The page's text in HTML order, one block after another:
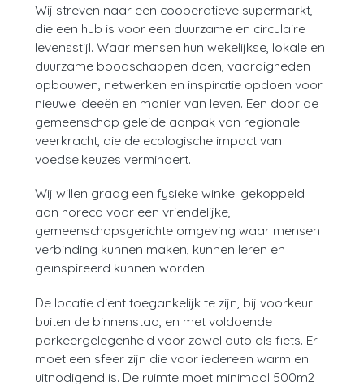
Wij streven naar een coöperatieve supermarkt,
die een hub is voor een duurzame en circulaire
levensstijl. Waar mensen hun wekelijkse, lokale en
duurzame boodschappen doen, vaardigheden
opbouwen, netwerken en inspiratie opdoen voor
nieuwe ideeën en manier van leven. Een door de
gemeenschap geleide aanpak van regionale
veerkracht, die de ecologische impact van
voedselkeuzes vermindert.
Wij willen graag een fysieke winkel gekoppeld
aan horeca voor een vriendelijke,
gemeenschapsgerichte omgeving waar mensen
verbinding kunnen maken, kunnen leren en
geïnspireerd kunnen worden.
De locatie dient toegankelijk te zijn, bij voorkeur
buiten de binnenstad, en met voldoende
parkeergelegenheid voor zowel auto als fiets. Er
moet een sfeer zijn die voor iedereen warm en
uitnodigend is. De ruimte moet minimaal 500m2